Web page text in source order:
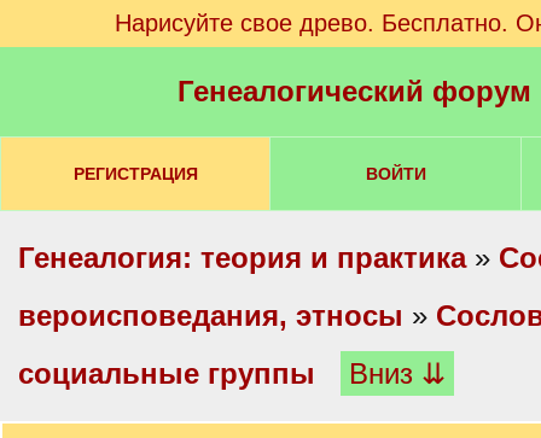
Нарисуйте свое древо. Бесплатно.
Генеалогический
РЕГИСТРАЦИЯ ВОЙТИ
Генеалогия: теория и практика»
вероисповедания, этносы »
социальные группы
Вниз ⇊